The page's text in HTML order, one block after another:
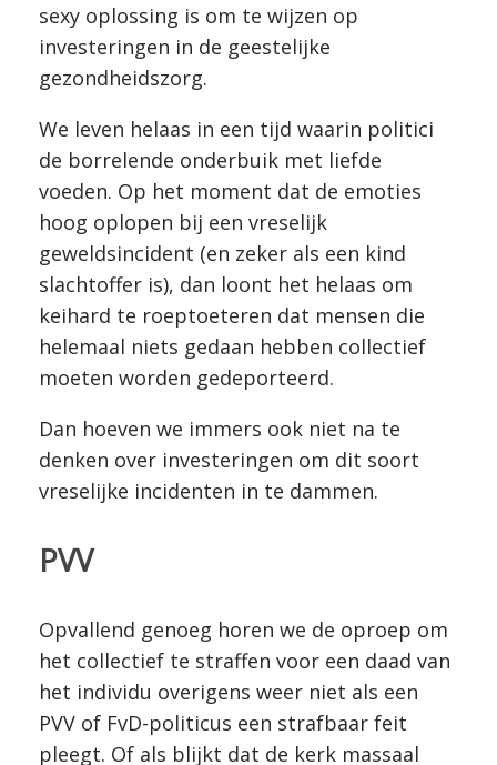
sexy oplossing is om te wijzen op
investeringen in de geestelijke
gezondheidszorg.
We leven helaas in een tijd waarin politici
de borrelende onderbuik met liefde
voeden. Op het moment dat de emoties
hoog oplopen bij een vreselijk
geweldsincident (en zeker als een kind
slachtoffer is), dan loont het helaas om
keihard te roeptoeteren dat mensen die
helemaal niets gedaan hebben collectief
moeten worden gedeporteerd.
Dan hoeven we immers ook niet na te
denken over investeringen om dit soort
vreselijke incidenten in te dammen.
PVV
Opvallend genoeg horen we de oproep om
het collectief te straffen voor een daad van
het individu overigens weer niet als een
PVV of FvD-politicus een strafbaar feit
pleegt. Of als blijkt dat de kerk massaal